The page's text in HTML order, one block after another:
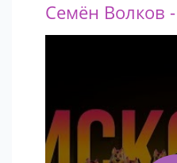
Семён Волков